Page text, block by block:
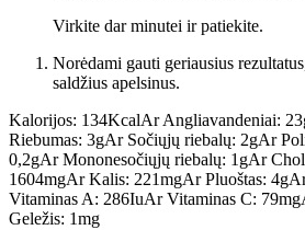
Virkite dar minutei ir patiekite.
Norėdami gauti geriausius
saldžius apelsinus.
Kalorijos: 134KcalArAngliavandeniai: 23
Riebumas: 3gAr Sočiųjų riebalų: 2gAr
0,2gArMononesočiųjų riebalų: 1 gAr
1604mgArKalis: 221mgArPluoštas: 4g
Vitaminas A: 286IuArVitaminas C: 79mg
Geležis: 1mg